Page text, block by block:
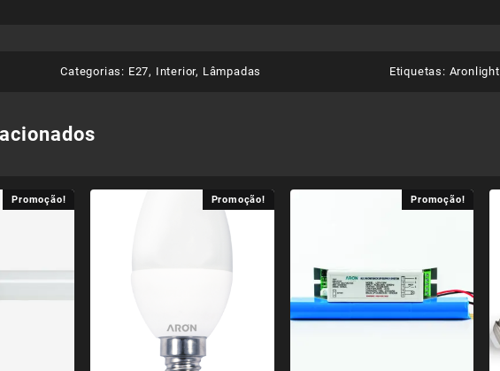
Categorias: E27, Interior, Lâmpadas Etiquetas: Aronlight
Promoção! Promoção! Promoção!